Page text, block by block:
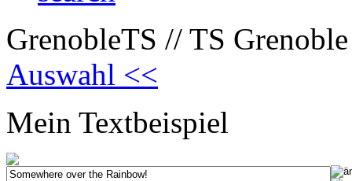
GrenobleTS // TS
Auswahl <<
Mein Textbeispiel